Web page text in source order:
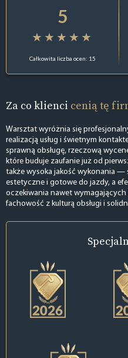
5
Całkowita liczba ocen: 15
Za co klienci cenią tę
Warsztat wyróżnia się
realizacją usług i świetnym
sprawną obsługę, rzeczową
które buduje zaufanie już od
także wysoka jakość wykonania
estetyczne i gotowe do jazdy, a
oczekiwania nawet wymagających
fachowość z kulturą obsługi i